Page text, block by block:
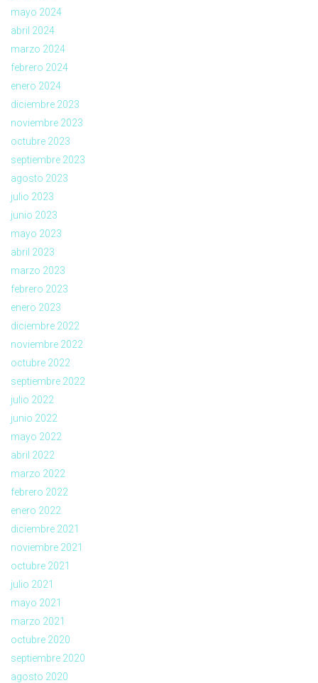
mayo 2024
abril 2024
marzo 2024
febrero 2024
enero 2024
diciembre 2023
noviembre 2023
octubre 2023
septiembre 2023
agosto 2023
julio 2023
junio 2023
mayo 2023
abril 2023
marzo 2023
febrero 2023
enero 2023
diciembre 2022
noviembre 2022
octubre 2022
septiembre 2022
julio 2022
junio 2022
mayo 2022
abril 2022
marzo 2022
febrero 2022
enero 2022
diciembre 2021
noviembre 2021
octubre 2021
julio 2021
mayo 2021
marzo 2021
octubre 2020
septiembre 2020
agosto 2020